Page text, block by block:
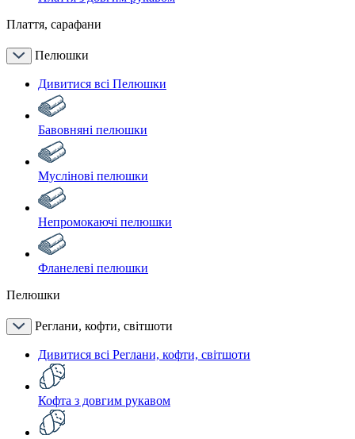
Плаття, сарафани
Пелюшки
Дивитися всі Пелюшки
Бавовняні пелюшки
Муслінові пелюшки
Непромокаючі пелюшки
Фланелеві пелюшки
Пелюшки
Реглани, кофти, світшоти
Дивитися всі Реглани, кофти, світшоти
Кофта з довгим рукавом